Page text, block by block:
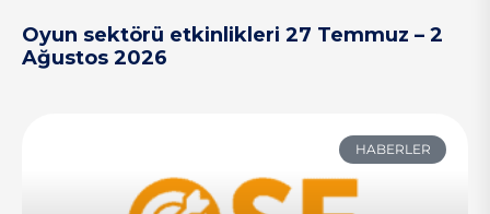
Oyun sektörü etkinlikleri 27 Temmuz – 2
Ağustos 2026
HABERLER